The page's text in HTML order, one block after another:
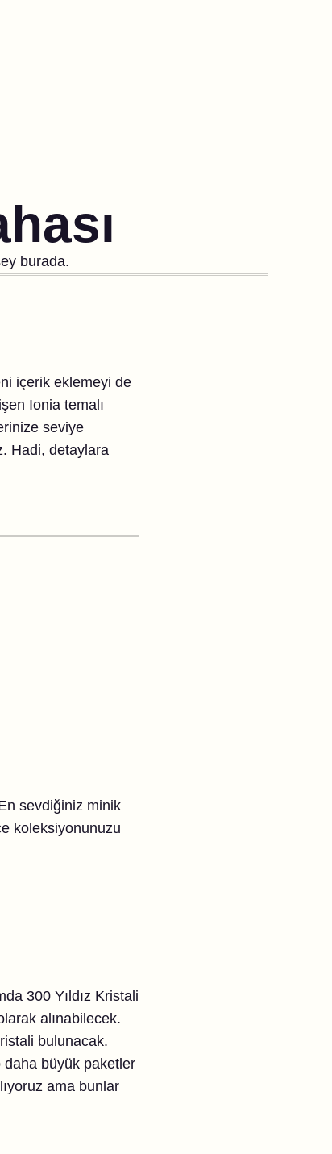
burada.
içerik eklemeyi de
Ionia temalı
seviye
Hadi, detaylara
sevdiğiniz minik
koleksiyonunuzu
300 Yıldız Kristali
alınabilecek.
bulunacak.
daha büyük paketler
ama bunlar